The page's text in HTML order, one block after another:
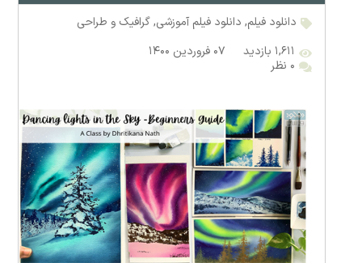
دانلود فیلم, دانلود فیلم آموزشی,گرافیک و طراحی
۱,۶۱۱ بازدید
۰۷ فروردین ۱۴۰۰
۰ نظر